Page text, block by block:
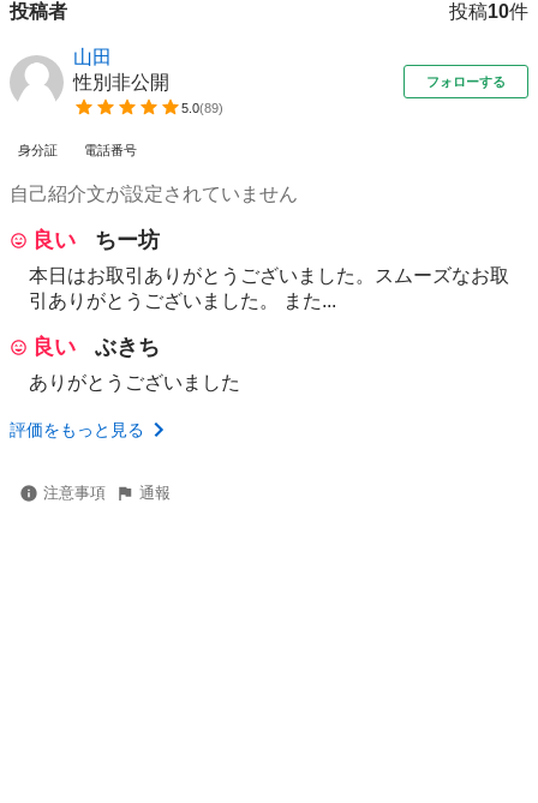
投稿者 投稿10件
山田
性別非公開
5.0(89)
フォローする
身分証 電話番号
自己紹介文が設定されていません
良い ちー坊
本日はお取引ありがとうございました。スムーズなお取
引ありがとうございました。 また...
良い ぶきち
ありがとうございました
評価をもっと見る
注意事項 通報